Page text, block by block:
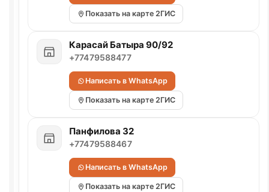
Показать на карте 2ГИС
Карасай Батыра 90/92
+77479588477
Написать в WhatsApp
Показать на карте 2ГИС
Панфилова 32
+77479588467
Написать в WhatsApp
Показать на карте 2ГИС